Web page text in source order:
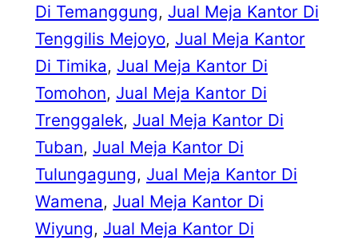
Di Temanggung, Jual Meja Kantor Di
Tenggilis Mejoyo, Jual Meja Kantor
Di Timika, Jual Meja Kantor Di
Tomohon, Jual Meja Kantor Di
Trenggalek, Jual Meja Kantor Di
Tuban, Jual Meja Kantor Di
Tulungagung, Jual Meja Kantor Di
Wamena, Jual Meja Kantor Di
Wiyung, Jual Meja Kantor Di